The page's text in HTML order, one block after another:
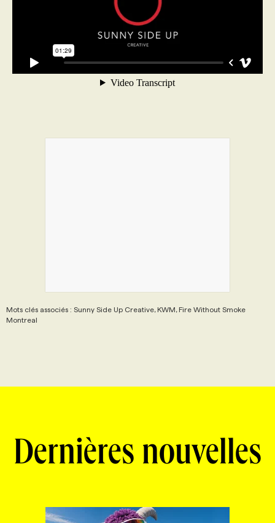
Mots clés associés : Sunny Side Up Creative, KWM, Fire Without Smoke
Montreal
Dernières nouvelles